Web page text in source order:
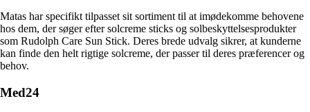
Matas har specifikt tilpasset sit sortiment til at imødekomme behovene
hos dem, der søger efter solcreme sticks og solbeskyttelsesprodukter
som Rudolph Care Sun Stick. Deres brede udvalg sikrer, at kunderne
kan finde den helt rigtige solcreme, der passer til deres præferencer og
behov.
Med24